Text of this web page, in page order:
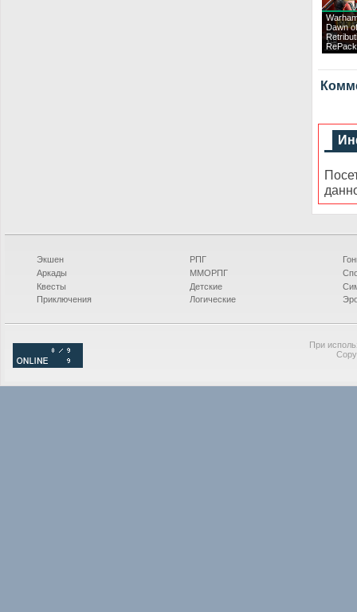
Dawn
RePack
Экшен
Аркады
Квесты
Приключения
РПГ
ММОРПГ
Детские
Логические
При